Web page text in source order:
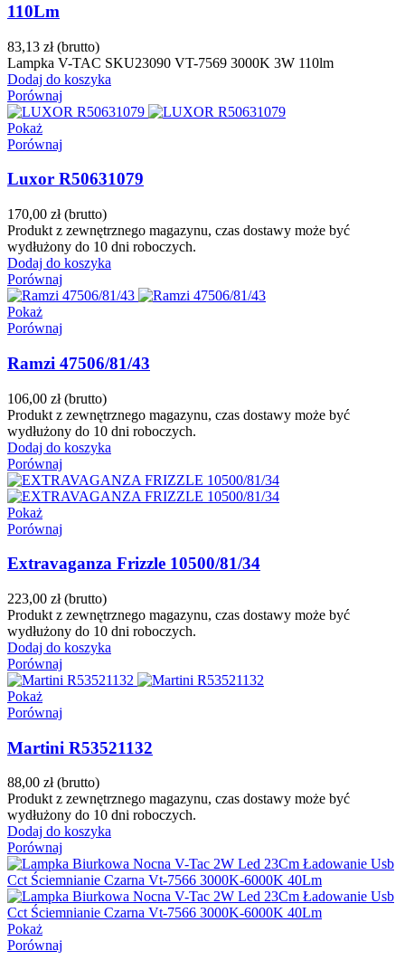
110Lm
83,13 zł (brutto)
Lampka V-TAC SKU23090 VT-7569 3000K 3W 110lm
Dodaj do koszyka
Porównaj
Pokaż
Porównaj
Luxor R50631079
170,00 zł (brutto)
Produkt z zewnętrznego magazynu, czas dostawy może być
wydłużony do 10 dni roboczych.
Dodaj do koszyka
Porównaj
Pokaż
Porównaj
Ramzi 47506/81/43
106,00 zł (brutto)
Produkt z zewnętrznego magazynu, czas dostawy może być
wydłużony do 10 dni roboczych.
Dodaj do koszyka
Porównaj
Pokaż
Porównaj
Extravaganza Frizzle 10500/81/34
223,00 zł (brutto)
Produkt z zewnętrznego magazynu, czas dostawy może być
wydłużony do 10 dni roboczych.
Dodaj do koszyka
Porównaj
Pokaż
Porównaj
Martini R53521132
88,00 zł (brutto)
Produkt z zewnętrznego magazynu, czas dostawy może być
wydłużony do 10 dni roboczych.
Dodaj do koszyka
Porównaj
Pokaż
Porównaj